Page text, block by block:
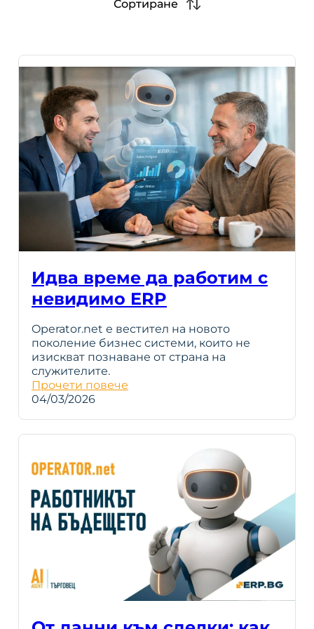
Сортиране
Идва време да работим с
невидимо ERP
Operator.net е вестител на новото
поколение бизнес системи, които не
изискват познаване от страна на
служителите.
Прочети повече
04/03/2026